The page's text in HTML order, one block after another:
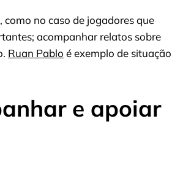
como no caso de jogadores que
acompanhar relatos sobre
Ruan Pablo é exemplo de situação
e apoiar